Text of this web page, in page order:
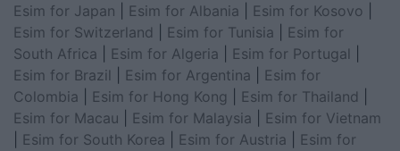
Esim for Japan
Esim for Albania Esim for Kosovo
Esim for Switzerland
Esim for Tunisia
Esim for
South Africa
Esim for Algeria Esim for Portugal
Esim for Brazil
Esim for Argentina
Esim for
Colombia
Esim for Hong Kong Esim for Thailand
Esim for Macau
Esim for Malaysia
Esim for Vietnam
Esim for South Korea Esim for Austria
Esim for